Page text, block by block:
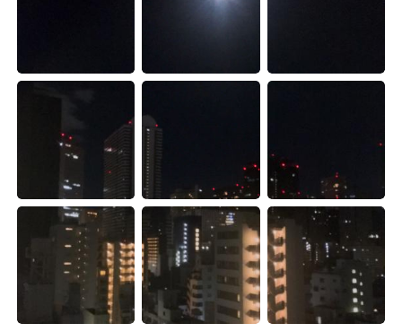
Deutsch
日本語 한국어
Indonesia
Türkçe Tiếng Việt
Português